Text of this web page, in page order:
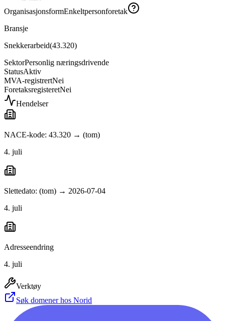
OrganisasjonsformEnkeltpersonforetak
Bransje
Snekkerarbeid(43.320)
SektorPersonlig næringsdrivende
StatusAktiv
MVA-registrertNei
ForetaksregisteretNei
Hendelser
NACE-kode: 43.320 → (tom)
4. juli
Slettedato: (tom) → 2026-07-04
4. juli
Adresseendring
4. juli
Verktøy
Søk domener hos Norid